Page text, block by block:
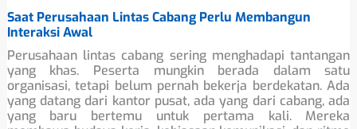
Saat Perusahaan Lintas Cabang Perlu Membangun
Interaksi Awal
Perusahaan lintas cabang sering menghadapi tantangan
yang khas. Peserta mungkin berada dalam satu
organisasi, tetapi belum pernah bekerja berdekatan. Ada
yang datang dari kantor pusat, ada yang dari cabang, ada
yang baru bertemu untuk pertama kali. Mereka